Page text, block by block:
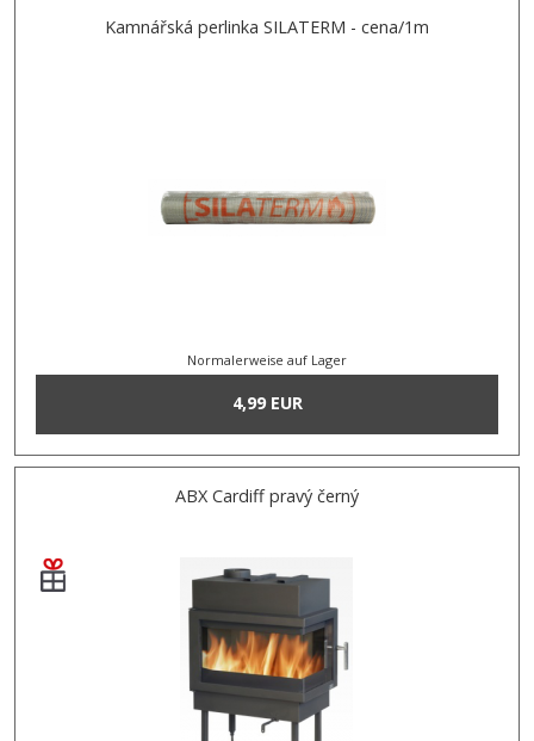
Kamnářská perlinka SILATERM - cena/1m
Normalerweise auf Lager
4,99 EUR
ABX Cardiff pravý černý